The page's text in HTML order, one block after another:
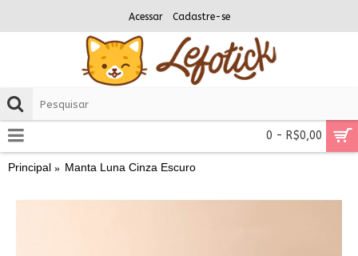
Acessar Cadastre-se
0 - R$0,00
Principal Manta Luna Cinza Escuro